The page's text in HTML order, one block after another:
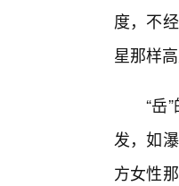
度，不
星那样
“岳
发，如
方女性